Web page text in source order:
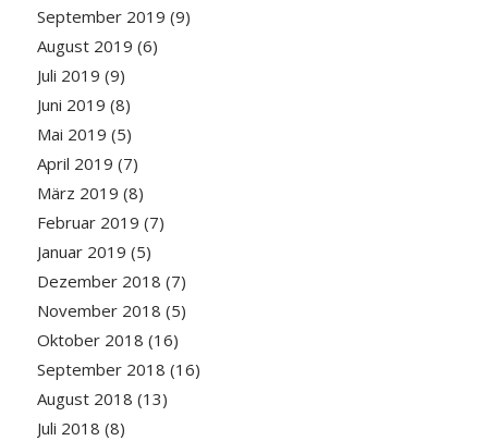
September 2019 (9)
August 2019 (6)
Juli 2019 (9)
Juni 2019 (8)
Mai 2019 (5)
April 2019 (7)
März 2019 (8)
Februar 2019 (7)
Januar 2019 (5)
Dezember 2018 (7)
November 2018 (5)
Oktober 2018 (16)
September 2018 (16)
August 2018 (13)
Juli 2018 (8)